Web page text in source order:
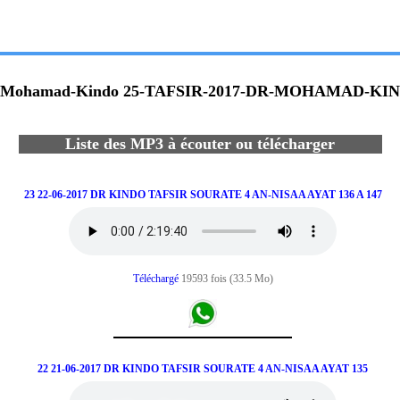
Kindo 25-TAFSIR-2017-DR-MOHAMAD-
Liste des MP3 à écouter ou télécharger
23 22-06-2017 DR KINDO TAFSIR SOURATE 4 AN-NISAA AYAT 136 A 147
Téléchargé 19593 fois (33.5 Mo)
22 21-06-2017 DR KINDO TAFSIR SOURATE 4 AN-NISAA AYAT 135